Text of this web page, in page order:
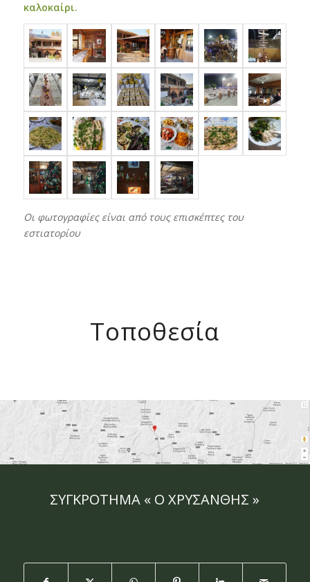
καλοκαίρι.
Οι φωτογραφίες είναι από τους επισκέπτες του
εστιατορίου
Τοποθεσία
ΣΥΓΚΡΟΤΗΜΑ « Ο ΧΡΥΣΑΝΘΗΣ »